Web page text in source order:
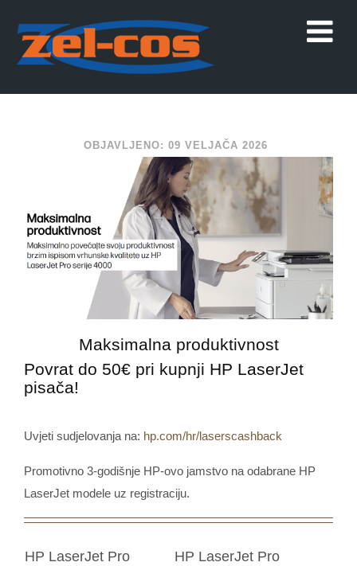
OBJAVLJENO: 09 VELJAČA 2026
Maksimalna produktivnost
Povrat do 50€ pri kupnji HP LaserJet
pisača!
Uvjeti sudjelovanja na: hp.com/hr/laserscashback
Promotivno 3-godišnje HP-ovo jamstvo na odabrane HP
LaserJet modele uz registraciju.
HP LaserJet Pro
HP LaserJet Pro